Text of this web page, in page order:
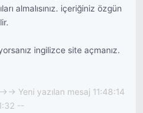
almalısınız. içeriğiniz özgün
ingilizce site açmanız.
> Yeni yazılan mesaj 11:48:14
--